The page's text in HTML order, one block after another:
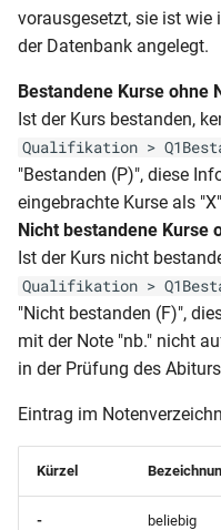
vorausgesetzt, sie ist wie
der Datenbank angelegt.
Bestandene Kurse ohne
Ist der Kurs bestanden,
Qualifikation >
"Bestanden (P)", diese
eingebrachte Kurse als
Nicht bestandene Kurse
Ist der Kurs nicht
Qualifikation >
"Nicht bestanden (F)",
mit der Note "nb." nicht
in der Prüfung des
Eintrag im
Kürzel
- beliebig